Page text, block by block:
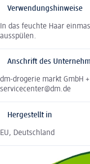
Verwendungshinweise
In das feuchte Haar
ausspülen.
Anschrift des
dm-drogerie markt GmbH
servicecenter@dm.de
Hergestellt in
EU, Deutschland